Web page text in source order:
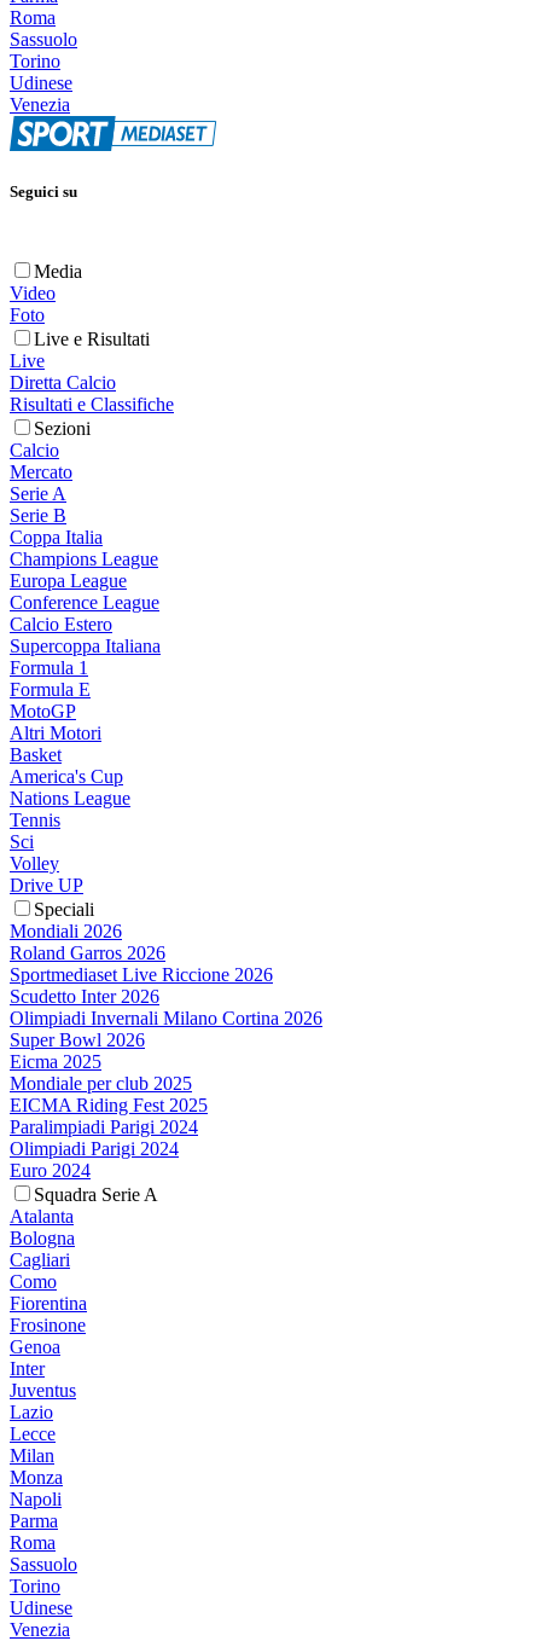
Roma
Sassuolo
Torino
Udinese
Venezia
Seguici su
Media
Video
Foto
Live e Risultati
Live
Diretta Calcio
Risultati e Classifiche
Sezioni
Calcio
Mercato
Serie A
Serie B
Coppa Italia
Champions League
Europa League
Conference League
Calcio Estero
Supercoppa Italiana
Formula 1
Formula E
MotoGP
Altri Motori
Basket
America's Cup
Nations League
Tennis
Sci
Volley
Drive UP
Speciali
Mondiali 2026
Roland Garros 2026
Sportmediaset Live Riccione 2026
Scudetto Inter 2026
Olimpiadi Invernali Milano Cortina 2026
Super Bowl 2026
Eicma 2025
Mondiale per club 2025
EICMA Riding Fest 2025
Paralimpiadi Parigi 2024
Olimpiadi Parigi 2024
Euro 2024
Squadra Serie A
Atalanta
Bologna
Cagliari
Como
Fiorentina
Frosinone
Genoa
Inter
Juventus
Lazio
Lecce
Milan
Monza
Napoli
Parma
Roma
Sassuolo
Torino
Udinese
Venezia